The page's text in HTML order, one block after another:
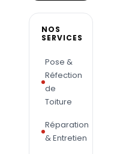
NOS
SERVICES
Pose &
Réfection
de
Toiture
Réparation
& Entretien